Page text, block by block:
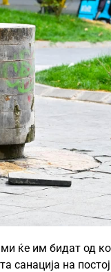
ќе им бидат од
санација на